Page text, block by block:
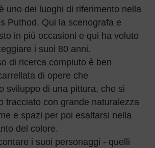
uno dei luoghi di riferimento nella
Puthod. Qui la scenografa e
in più occasioni e qui ha voluto
i suoi 80 anni.
di ricerca compiuto è ben
di opere che
sviluppo di una pittura, che si
tracciato con grande naturalezza
e spazi per poi esaltarsi nella
del colore.
i suoi personaggi - quelli